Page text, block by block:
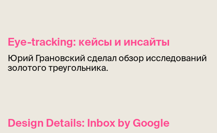
Eye-tracking: кейсы и инсайты
Юрий Грановский сделал обзор исследований
золотого треугольника.
Design Details: Inbox by Google